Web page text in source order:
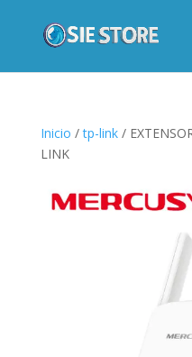
Inicio /tp-link/
LINK